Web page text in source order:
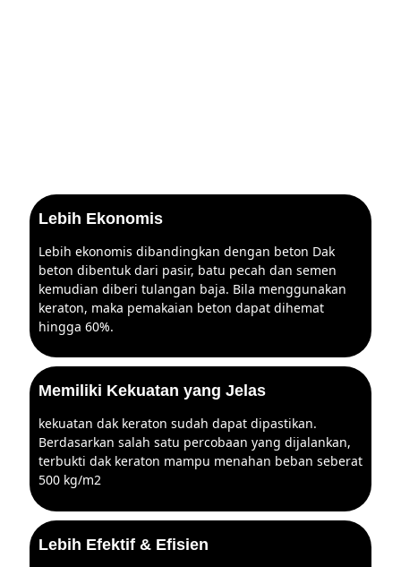
Lebih Ekonomis
Lebih ekonomis dibandingkan dengan beton Dak
beton dibentuk dari pasir, batu pecah dan semen
kemudian diberi tulangan baja. Bila menggunakan
keraton, maka pemakaian beton dapat dihemat
hingga 60%.
Memiliki Kekuatan yang Jelas
kekuatan dak keraton sudah dapat dipastikan.
Berdasarkan salah satu percobaan yang dijalankan,
terbukti dak keraton mampu menahan beban seberat
500 kg/m2
Lebih Efektif & Efisien